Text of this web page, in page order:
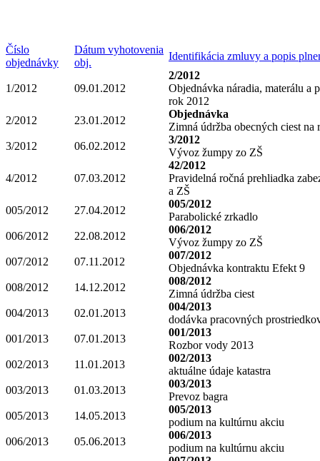
Číslo
objednávky
Dátum vyhotovenia
obj.
Identifikácia zmluvy a popis
1/2012 09.01.2012
2/2012
Objednávka náradia, materálu a
rok 2012
2/2012
23.01.2012
Objednávka
Zimná údržba obecných ciest na
3/2012
06.02.2012
3/2012
Vývoz žumpy zo ZŠ
4/2012 07.03.2012
42/2012
Pravidelná ročná prehliadka
a ZŠ
005/2012
27.04.2012
005/2012
Parabolické zrkadlo
006/2012
22.08.2012
006/2012
Vývoz žumpy zo ZŠ
007/2012
07.11.2012
007/2012
Objednávka kontraktu Efekt 9
008/2012
14.12.2012
008/2012
Zimná údržba ciest
004/2013
02.01.2013
004/2013
dodávka pracovných
001/2013
07.01.2013
001/2013
Rozbor vody 2013
002/2013
11.01.2013
002/2013
aktuálne údaje katastra
003/2013
01.03.2013
003/2013
Prevoz bagra
005/2013
14.05.2013
005/2013
podium na kultúrnu akciu
006/2013
05.06.2013
006/2013
podium na kultúrnu akciu